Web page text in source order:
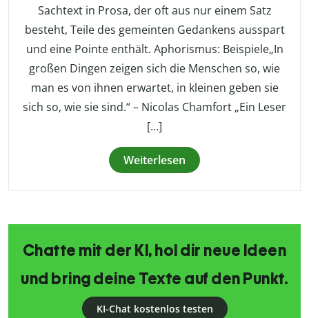
Sachtext in Prosa, der oft aus nur einem Satz
besteht, Teile des gemeinten Gedankens ausspart
und eine Pointe enthält. Aphorismus: Beispiele„In
großen Dingen zeigen sich die Menschen so, wie
man es von ihnen erwartet, in kleinen geben sie
sich so, wie sie sind.“ – Nicolas Chamfort „Ein Leser
[…]
Weiterlesen
Chatte mit der KI, hol dir neue Ideen
und bring deine Texte auf den Punkt.
KI-Chat kostenlos testen